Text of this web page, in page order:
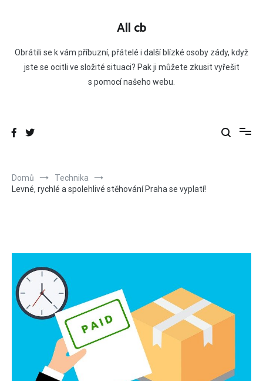
All cb
Obrátili se k vám příbuzní, přátelé i další blízké osoby zády, když
jste se ocitli ve složité situaci? Pak ji můžete zkusit vyřešit
s pomocí našeho webu.
Domů
Technika
Levné, rychlé a spolehlivé stěhování Praha se vyplatí!